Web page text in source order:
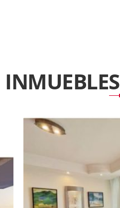
INMUEBLES